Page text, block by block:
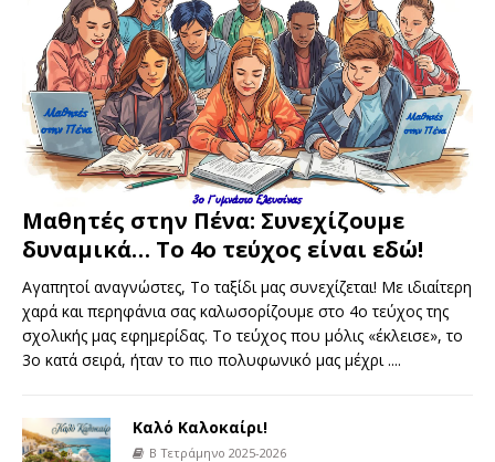
Μαθητές στην Πένα: Συνεχίζουμε
δυναμικά… Το 4ο τεύχος είναι εδώ!
Αγαπητοί αναγνώστες, Το ταξίδι μας συνεχίζεται! Με ιδιαίτερη
χαρά και περηφάνια σας καλωσορίζουμε στο 4ο τεύχος της
σχολικής μας εφημερίδας. Το τεύχος που μόλις «έκλεισε», το
3ο κατά σειρά, ήταν το πιο πολυφωνικό μας μέχρι....
Καλό Καλοκαίρι!
Β Τετράμηνο 2025-2026